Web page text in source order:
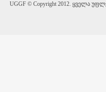
UGGF © Copyright 2012. ყველა